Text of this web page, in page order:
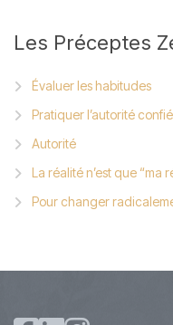
Les Préceptes
Évaluer les habitudes
Pratiquer l’autorité
Autorité
La réalité n’est que “ma
Pour changer